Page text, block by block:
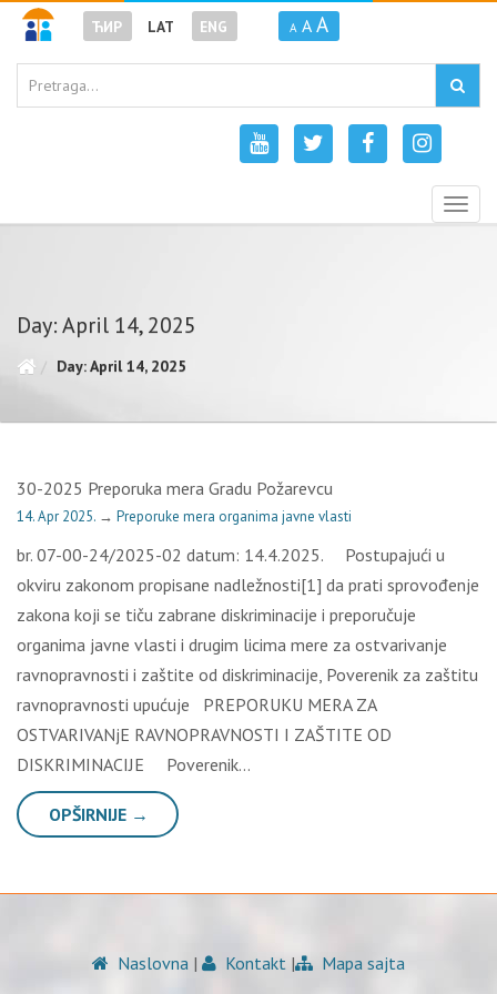
ЋИР LAT ENG A A A
Day: April 14, 2025
Day: April 14, 2025
30-2025 Preporuka mera Gradu Požarevcu
14. Apr 2025. → Preporuke mera organima javne vlasti
br. 07-00-24/2025-02 datum: 14.4.2025. Postupajući u
okviru zakonom propisane nadležnosti[1] da prati sprovođenje
zakona koji se tiču zabrane diskriminacije i preporučuje
organima javne vlasti i drugim licima mere za ostvarivanje
ravnopravnosti i zaštite od diskriminacije, Poverenik za zaštitu
ravnopravnosti upućuje PREPORUKU MERA ZA
OSTVARIVANjE RAVNOPRAVNOSTI I ZAŠTITE OD
DISKRIMINACIJE Poverenik…
OPŠIRNIJE →
Naslovna | Kontakt | Mapa sajta